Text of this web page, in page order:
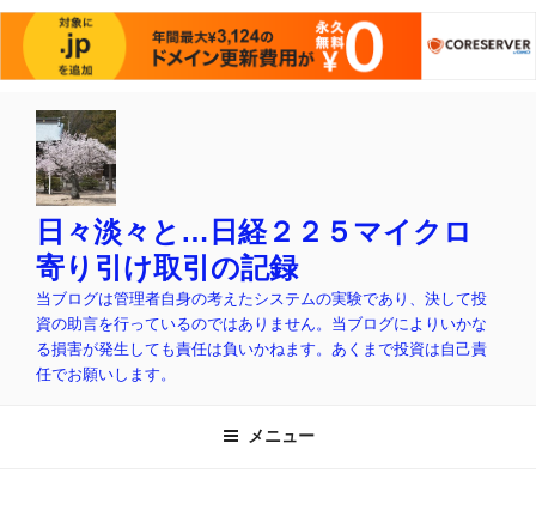
日々淡々と…日経２２５マイクロ
寄り引け取引の記録
当ブログは管理者自身の考えたシステムの実験であり、決して投
資の助言を行っているのではありません。当ブログによりいかな
る損害が発生しても責任は負いかねます。あくまで投資は自己責
任でお願いします。
メニュー